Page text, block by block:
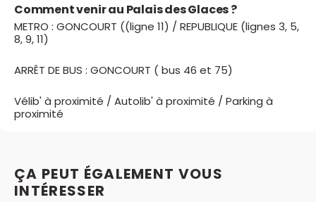
Comment venir au Palais des Glaces ?
METRO : GONCOURT ((ligne 11) / REPUBLIQUE (lignes 3, 5,
8, 9, 11)
ARRÊT DE BUS : GONCOURT ( bus 46 et 75)
Vélib' à proximité / Autolib' à proximité / Parking à
proximité
ÇA PEUT ÉGALEMENT VOUS
INTÉRESSER